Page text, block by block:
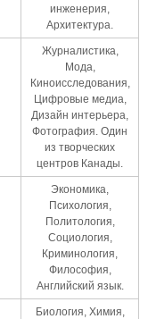
инженерия,
Архитектура.
Журналистика,
Мода,
Киноисследования,
Цифровые медиа,
Дизайн интерьера,
Фотография. Один
из творческих
центров Канады.
Экономика,
Психология,
Политология,
Социология,
Криминология,
Философия,
Английский язык.
Биология, Химия,